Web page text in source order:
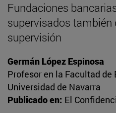
Fundaciones
supervisados también
supervisión
Germán López Espinosa
Profesor en la Facultad de
Universidad de Navarra
Publicado en: El